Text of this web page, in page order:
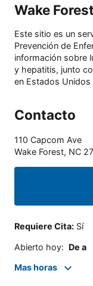
Wake
Este sitio es un
Prevención de
información sobre
y hepatitis, junto
en Estados
Contacto
110 Capcom Ave
Wake Forest, NC
Requiere Cita: Sí
Abierto hoy: De a
Mas horas